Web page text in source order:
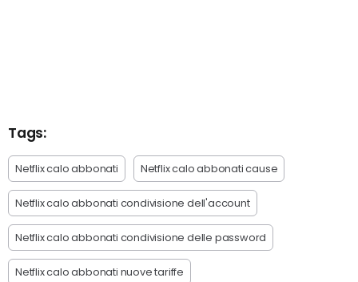
Tags:
Netflix calo abbonati Netflix calo abbonati cause
Netflix calo abbonati condivisione dell'account
Netflix calo abbonati condivisione delle password
Netflix calo abbonati nuove tariffe